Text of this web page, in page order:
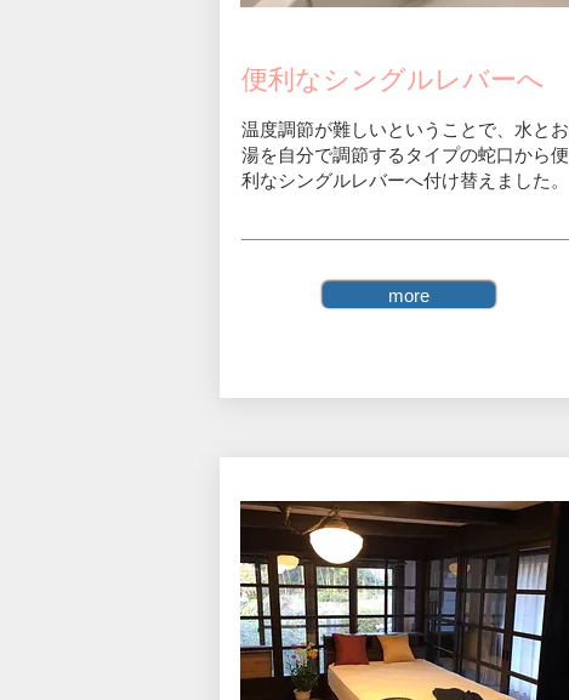
便利なシングルレバーへ
温度調節が難しいということで、​水とお
湯を自分で調節するタイプの蛇口から便
利なシングルレバーへ付け替えました。
more